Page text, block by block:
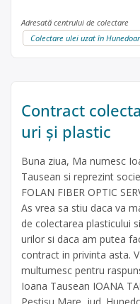
Adresată centrului de colectare
Colectare ulei uzat în
Contract
uri și plastic
Buna ziua, Ma numesc
Tausean si reprezint
FOLAN FIBER OPTIC
As vrea sa stiu daca va
de colectarea plasticului
urilor si daca am putea
contract in privinta asta.
multumesc pentru
Ioana Tausean IOANA